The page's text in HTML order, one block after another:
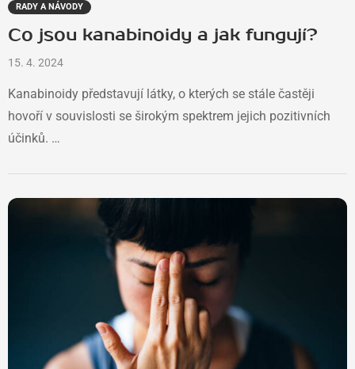
RADY A NÁVODY
Co jsou kanabinoidy a jak fungují?
15. 4. 2024
Kanabinoidy představují látky, o kterých se stále častěji
hovoří v souvislosti se širokým spektrem jejich pozitivních
účinků. …